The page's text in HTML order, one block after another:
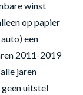
winst
op papier
een
2011-2019
jaren
uitstel